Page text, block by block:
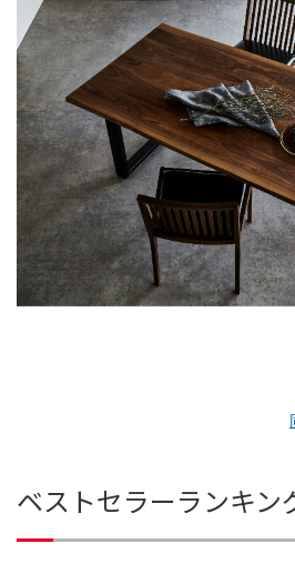
ベストセラーランキン